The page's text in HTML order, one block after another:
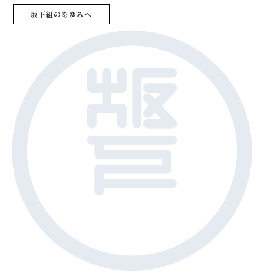
坂下組のあゆみへ